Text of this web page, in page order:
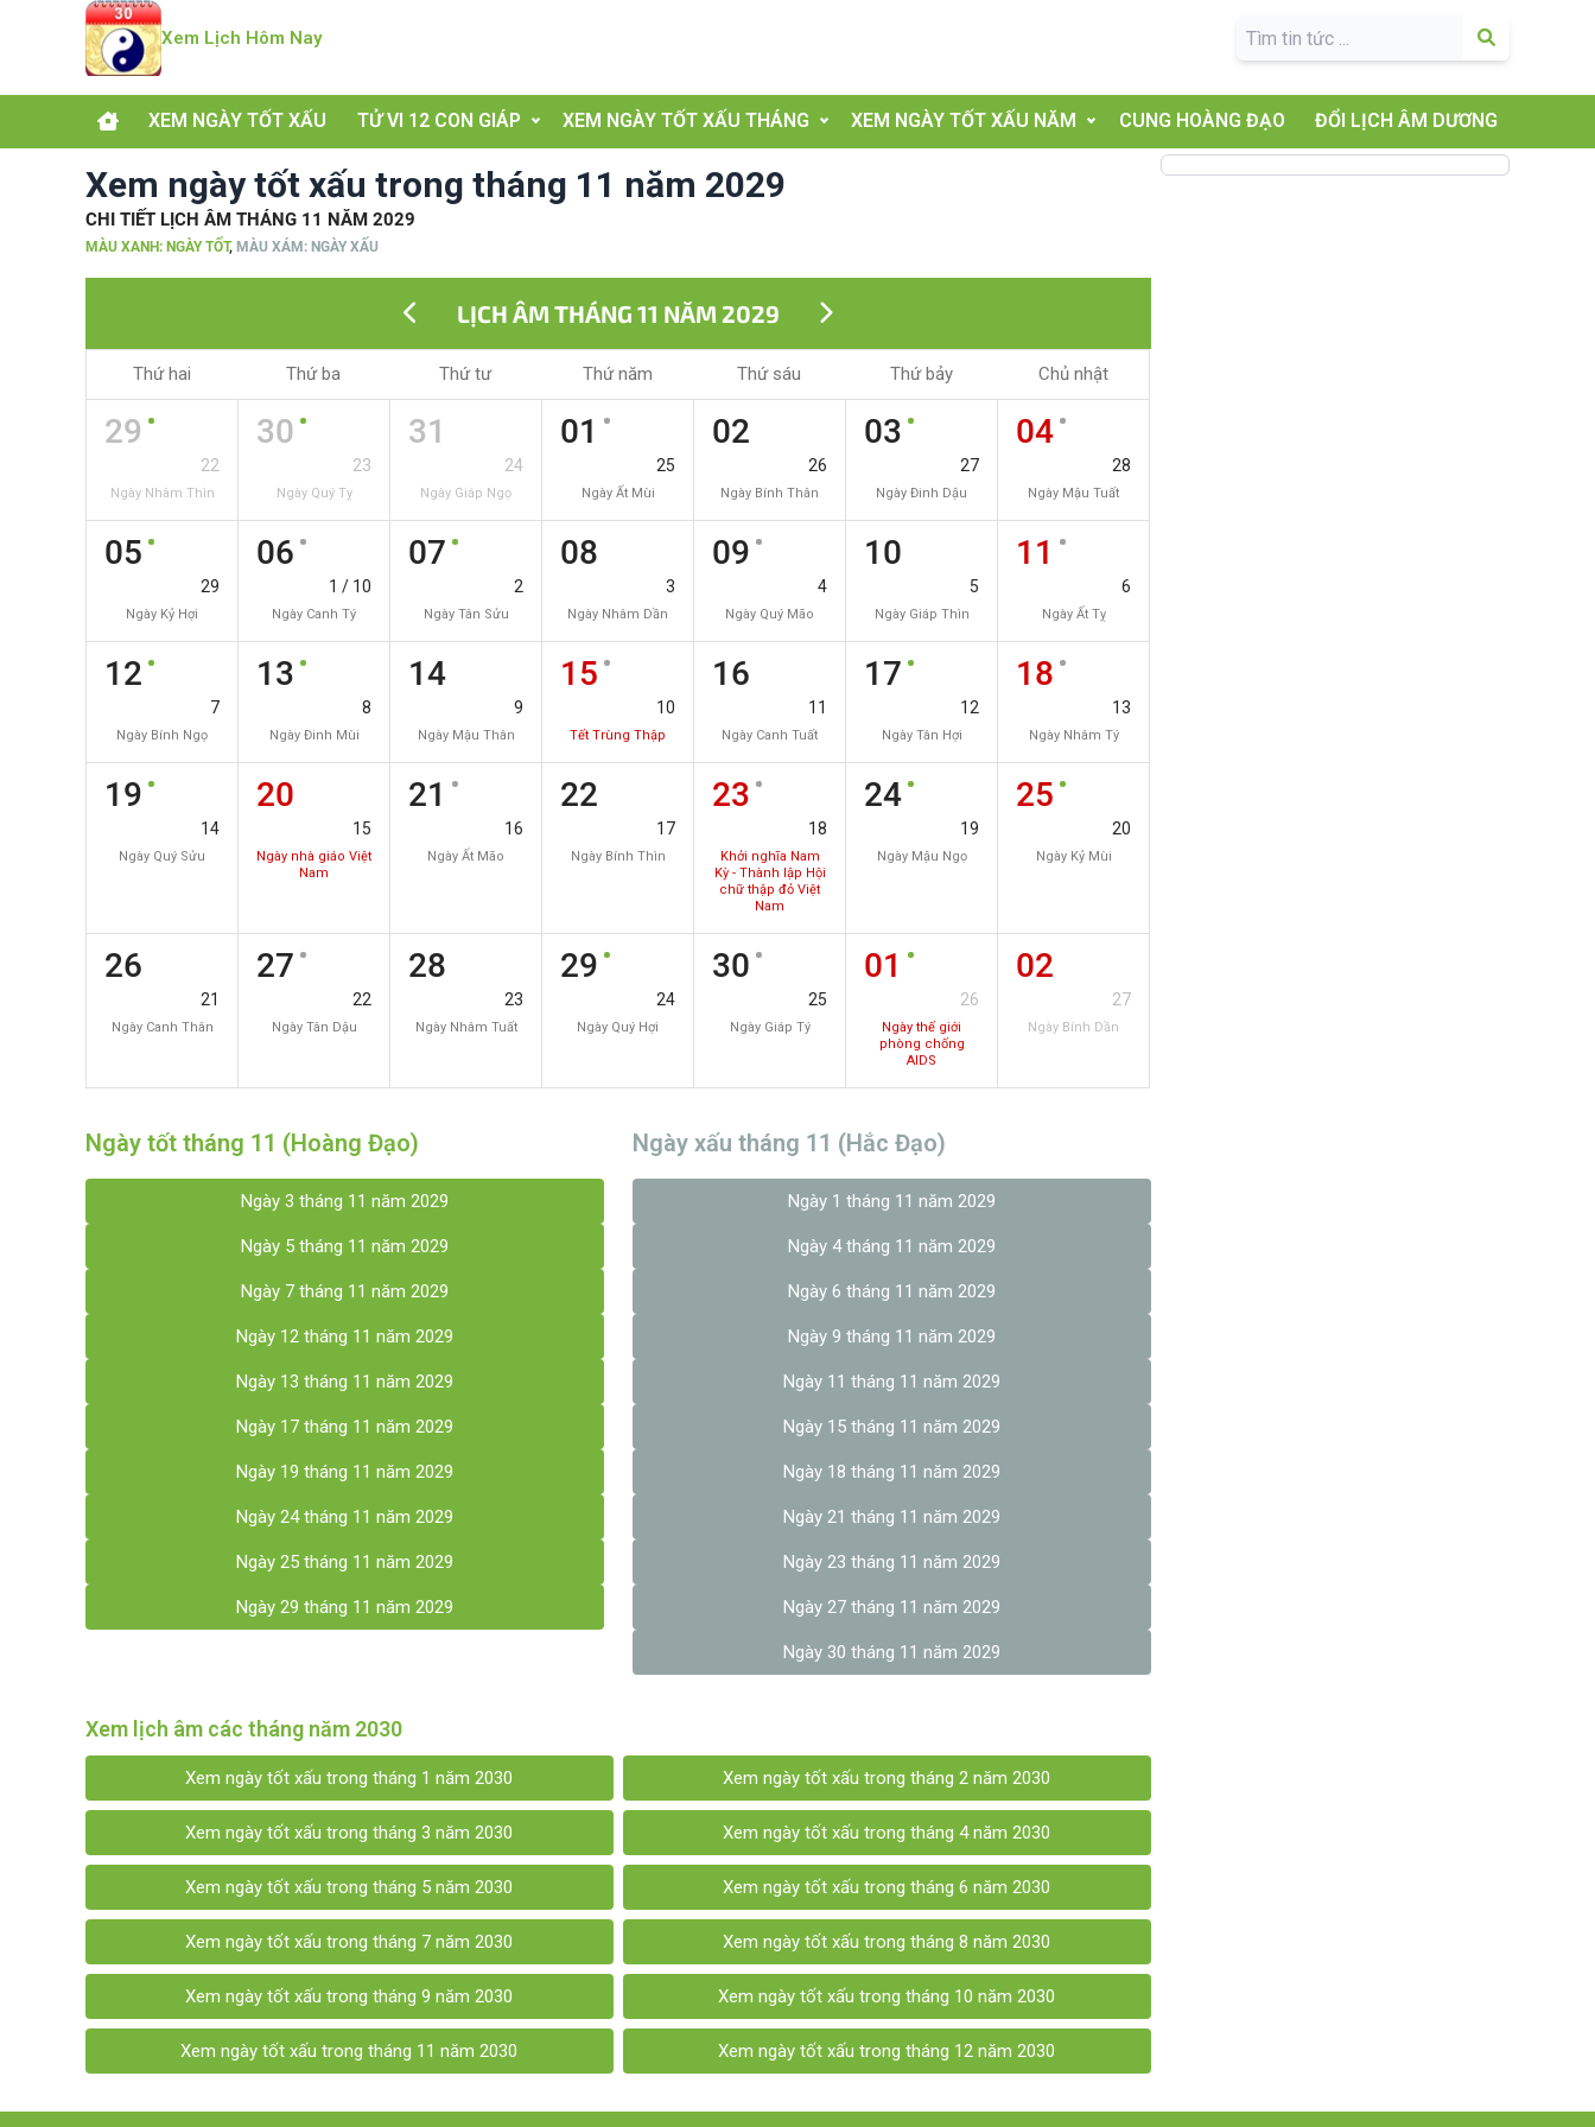
Xem Lịch Hôm Nay
XEM NGÀY TỐT XẤU TỬ VI 12 CON GIÁP XEM NGÀY TỐT XẤU THÁNG XEM NGÀY TỐT XẤU NĂM CUNG HOÀNG ĐẠO ĐỔI LỊCH ÂM DƯƠNG
Xem ngày tốt xấu trong tháng 11 năm 2029
CHI TIẾT LỊCH ÂM THÁNG 11 NĂM 2029
MÀU XANH: NGÀY TỐT, MÀU XÁM: NGÀY XẤU
LỊCH ÂM THÁNG 11 NĂM 2029
Thứ hai Thứ ba Thứ tư Thứ năm Thứ sáu Thứ bảy Chủ nhật
29
22
Ngày Nhâm Thìn
30
23
Ngày Quý Tỵ
31
24
Ngày Giáp Ngọ
01
25
Ngày Ất Mùi
02
26
Ngày Bính Thân
03
27
Ngày Đinh Dậu
04
28
Ngày Mậu Tuất
05
29
Ngày Kỷ Hợi
06
1 / 10
Ngày Canh Tý
07
2
Ngày Tân Sửu
08
3
Ngày Nhâm Dần
09
4
Ngày Quý Mão
10
5
Ngày Giáp Thìn
11
6
Ngày Ất Tỵ
12
7
Ngày Bính Ngọ
13
8
Ngày Đinh Mùi
14
9
Ngày Mậu Thân
15
10
Tết Trùng Thập
16
11
Ngày Canh Tuất
17
12
Ngày Tân Hợi
18
13
Ngày Nhâm Tý
19
14
Ngày Quý Sửu
20
15
Ngày nhà giáo Việt
Nam
21
16
Ngày Ất Mão
22
17
Ngày Bính Thìn
23
18
Khởi nghĩa Nam
Kỳ - Thành lập Hội
chữ thập đỏ Việt
Nam
24
19
Ngày Mậu Ngọ
25
20
Ngày Kỷ Mùi
26
21
Ngày Canh Thân
27
22
Ngày Tân Dậu
28
23
Ngày Nhâm Tuất
29
24
Ngày Quý Hợi
30
25
Ngày Giáp Tý
01
26
Ngày thế giới
phòng chống
AIDS
02
27
Ngày Bính Dần
Ngày tốt tháng 11 (Hoàng Đạo)
Ngày 3 tháng 11 năm 2029
Ngày 5 tháng 11 năm 2029
Ngày 7 tháng 11 năm 2029
Ngày 12 tháng 11 năm 2029
Ngày 13 tháng 11 năm 2029
Ngày 17 tháng 11 năm 2029
Ngày 19 tháng 11 năm 2029
Ngày 24 tháng 11 năm 2029
Ngày 25 tháng 11 năm 2029
Ngày 29 tháng 11 năm 2029
Ngày xấu tháng 11 (Hắc Đạo)
Ngày 1 tháng 11 năm 2029
Ngày 4 tháng 11 năm 2029
Ngày 6 tháng 11 năm 2029
Ngày 9 tháng 11 năm 2029
Ngày 11 tháng 11 năm 2029
Ngày 15 tháng 11 năm 2029
Ngày 18 tháng 11 năm 2029
Ngày 21 tháng 11 năm 2029
Ngày 23 tháng 11 năm 2029
Ngày 27 tháng 11 năm 2029
Ngày 30 tháng 11 năm 2029
Xem lịch âm các tháng năm 2030
Xem ngày tốt xấu trong tháng 1 năm 2030 Xem ngày tốt xấu trong tháng 2 năm 2030
Xem ngày tốt xấu trong tháng 3 năm 2030 Xem ngày tốt xấu trong tháng 4 năm 2030
Xem ngày tốt xấu trong tháng 5 năm 2030 Xem ngày tốt xấu trong tháng 6 năm 2030
Xem ngày tốt xấu trong tháng 7 năm 2030 Xem ngày tốt xấu trong tháng 8 năm 2030
Xem ngày tốt xấu trong tháng 9 năm 2030 Xem ngày tốt xấu trong tháng 10 năm 2030
Xem ngày tốt xấu trong tháng 11 năm 2030 Xem ngày tốt xấu trong tháng 12 năm 2030